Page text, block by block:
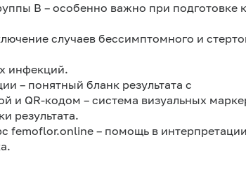
В – особенно важно при подготовке к
случаев бессимптомного и
инфекций.
– понятный бланк результата с
и QR-кодом – система визуальных
результата.
femoflor.online – помощь в интерпретации